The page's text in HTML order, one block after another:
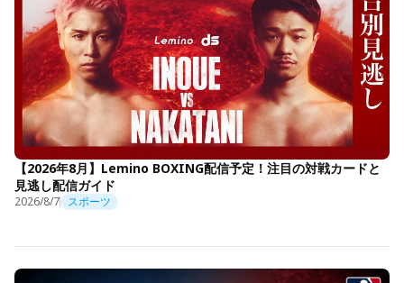
【2026年8月】Lemino BOXING配信予定！注目の対戦カードと
見逃し配信ガイド
2026/8/7 スポーツ